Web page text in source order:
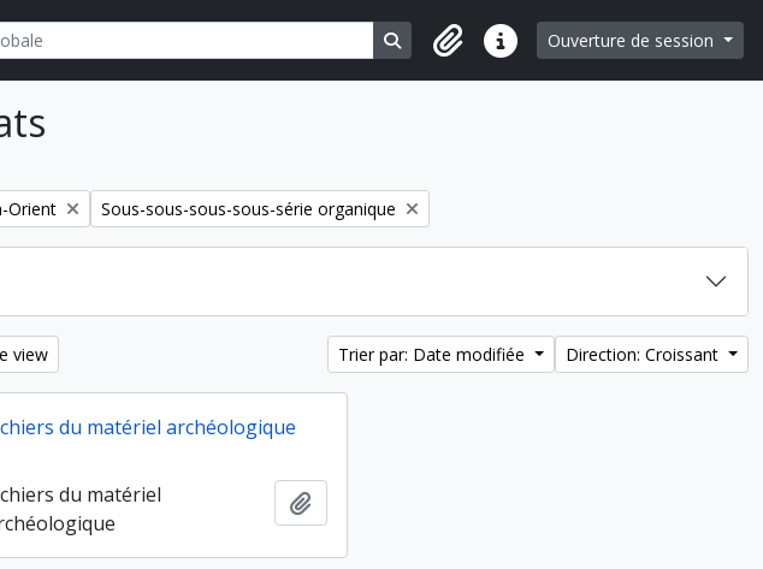
Search in browse page
Liens rapidesOuverture de session
Orient Remove filter:
Sous-sous-sous-sous-série organique
view Trier par: Date modifiée Direction: Croissant
presse-papier
du matériel archéologique
du matériel
Ajouter au presse-papier